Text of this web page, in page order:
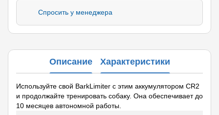
Спросить у менеджера
Описание Характеристики
Используйте свой BarkLimiter с этим аккумулятором CR2
и продолжайте тренировать собаку. Она обеспечивает до
10 месяцев автономной работы.